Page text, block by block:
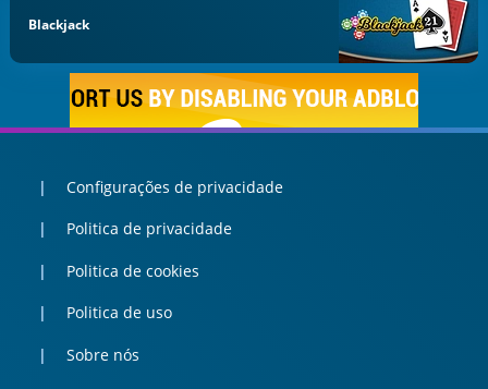
Blackjack
Configurações de privacidade
Politica de privacidade
Politica de cookies
Politica de uso
Sobre nós